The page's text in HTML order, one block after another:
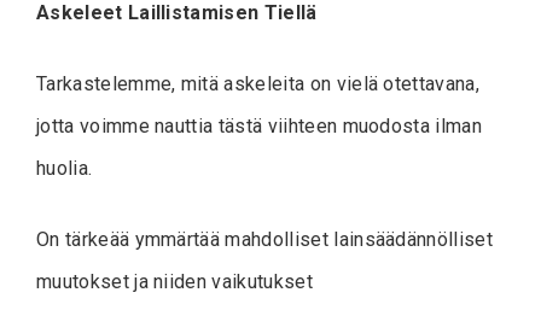
Askeleet Laillistamisen Tiellä
Tarkastelemme, mitä askeleita on vielä otettavana,
jotta voimme nauttia tästä viihteen muodosta ilman
huolia.
On tärkeää ymmärtää mahdolliset lainsäädännölliset
muutokset ja niiden vaikutukset